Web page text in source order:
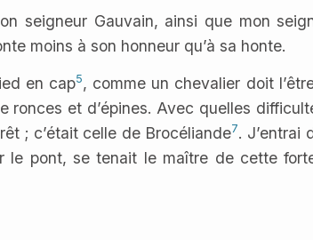
seigneur Gauvain, ainsi que mon
moins à son honneur qu’à sa honte.
en cap5, comme un chevalier doit
et d’épines. Avec quelles
; c’était celle de Brocéliande7. J’entrai
le pont, se tenait le maître de cette